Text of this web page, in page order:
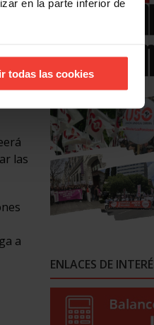
en la parte inferior de
todas las cookies
las
a
ENLACES DE